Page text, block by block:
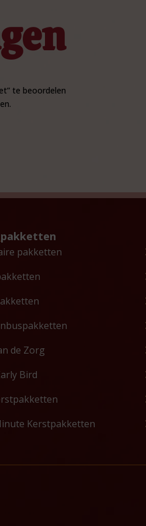
te beoordelen
pakketten
de Zorg
Bird
Kerstpakketten